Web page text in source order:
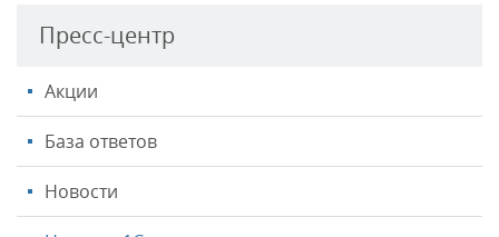
Пресс-центр
Акции
База ответов
Новости